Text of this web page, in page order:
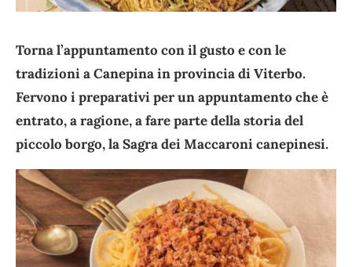
Torna l’appuntamento con il gusto e con le
tradizioni a Canepina in provincia di Viterbo.
Fervono i preparativi per un appuntamento che è
entrato, a ragione, a fare parte della storia del
piccolo borgo, la Sagra dei Maccaroni canepinesi.